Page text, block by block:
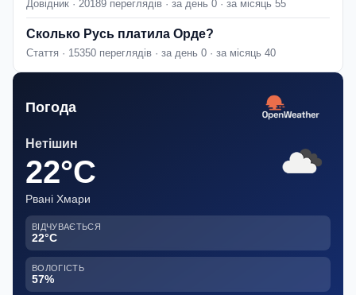
Довідник · 20189 переглядів · за день 0 · за місяць 55
Сколько Русь платила Орде?
Стаття · 15350 переглядів · за день 0 · за місяць 40
Погода
Нетішин
22°C
Рвані Хмари
ВІДЧУВАЄТЬСЯ
22°C
ВОЛОГІСТЬ
57%